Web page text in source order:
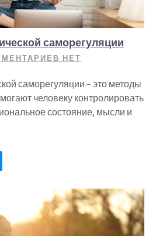
саморегуляции
НЕТ
саморегуляции – это методы
человеку контролировать
состояние, мысли и